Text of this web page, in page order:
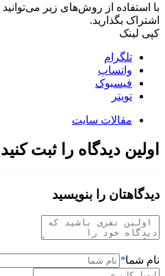
با استفاده از روش‌های زیر
اشتراک بگذارید.
کپی لینک
تلگرام
واتساپ
فیسبوک
تویتر
مقالات سایت
اولین دیدگاه را ثبت کنید
دیدگاهتان را بنویسید
نام شما*